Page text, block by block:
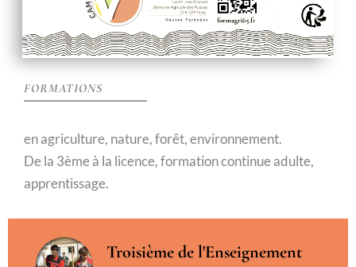
FORMATIONS
en agriculture, nature, forêt, environnement.
De la 3ème à la licence, formation continue adulte,
apprentissage.
Troisième de l'Enseignement